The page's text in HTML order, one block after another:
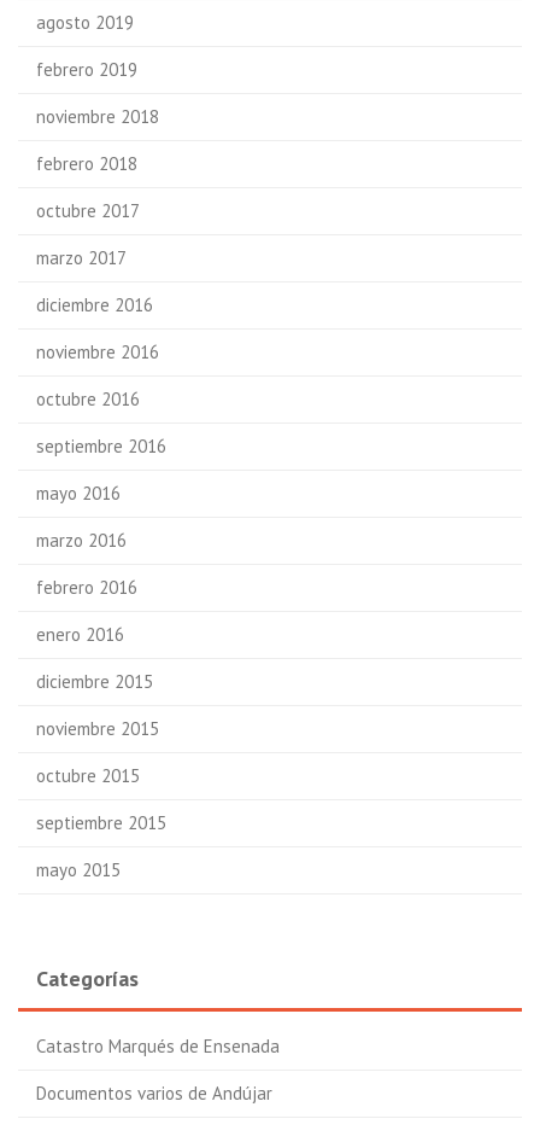
agosto 2019
febrero 2019
noviembre 2018
febrero 2018
octubre 2017
marzo 2017
diciembre 2016
noviembre 2016
octubre 2016
septiembre 2016
mayo 2016
marzo 2016
febrero 2016
enero 2016
diciembre 2015
noviembre 2015
octubre 2015
septiembre 2015
mayo 2015
Categorías
Catastro Marqués de Ensenada
Documentos varios de Andújar